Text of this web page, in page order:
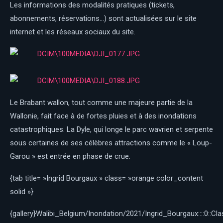
Les informations des modalités pratiques (tickets,
abonnements, réservations…) sont actualisées sur le site
internet et les réseaux sociaux du site.
Le Brabant wallon, tout comme une majeure partie de la
Wallonie, fait face à de fortes pluies et à des inondations
catastrophiques. La Dyle, qui longe le parc wavrien et serpente
sous certaines de ses célèbres attractions comme le « Loup-
Garou » est entrée en phase de crue.
{tab title= »Ingrid Bourgaux » class= »orange color_content
solid »}
{gallery}Walibi_Belgium/Inondation/2021/